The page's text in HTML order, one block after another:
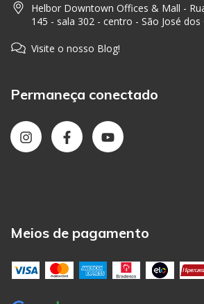
Helbor Downtown Offices & Mall -
145 - sala 302 - centro - São José dos
Visite o nosso Blog!
Permaneça conectado
Meios de pagamento